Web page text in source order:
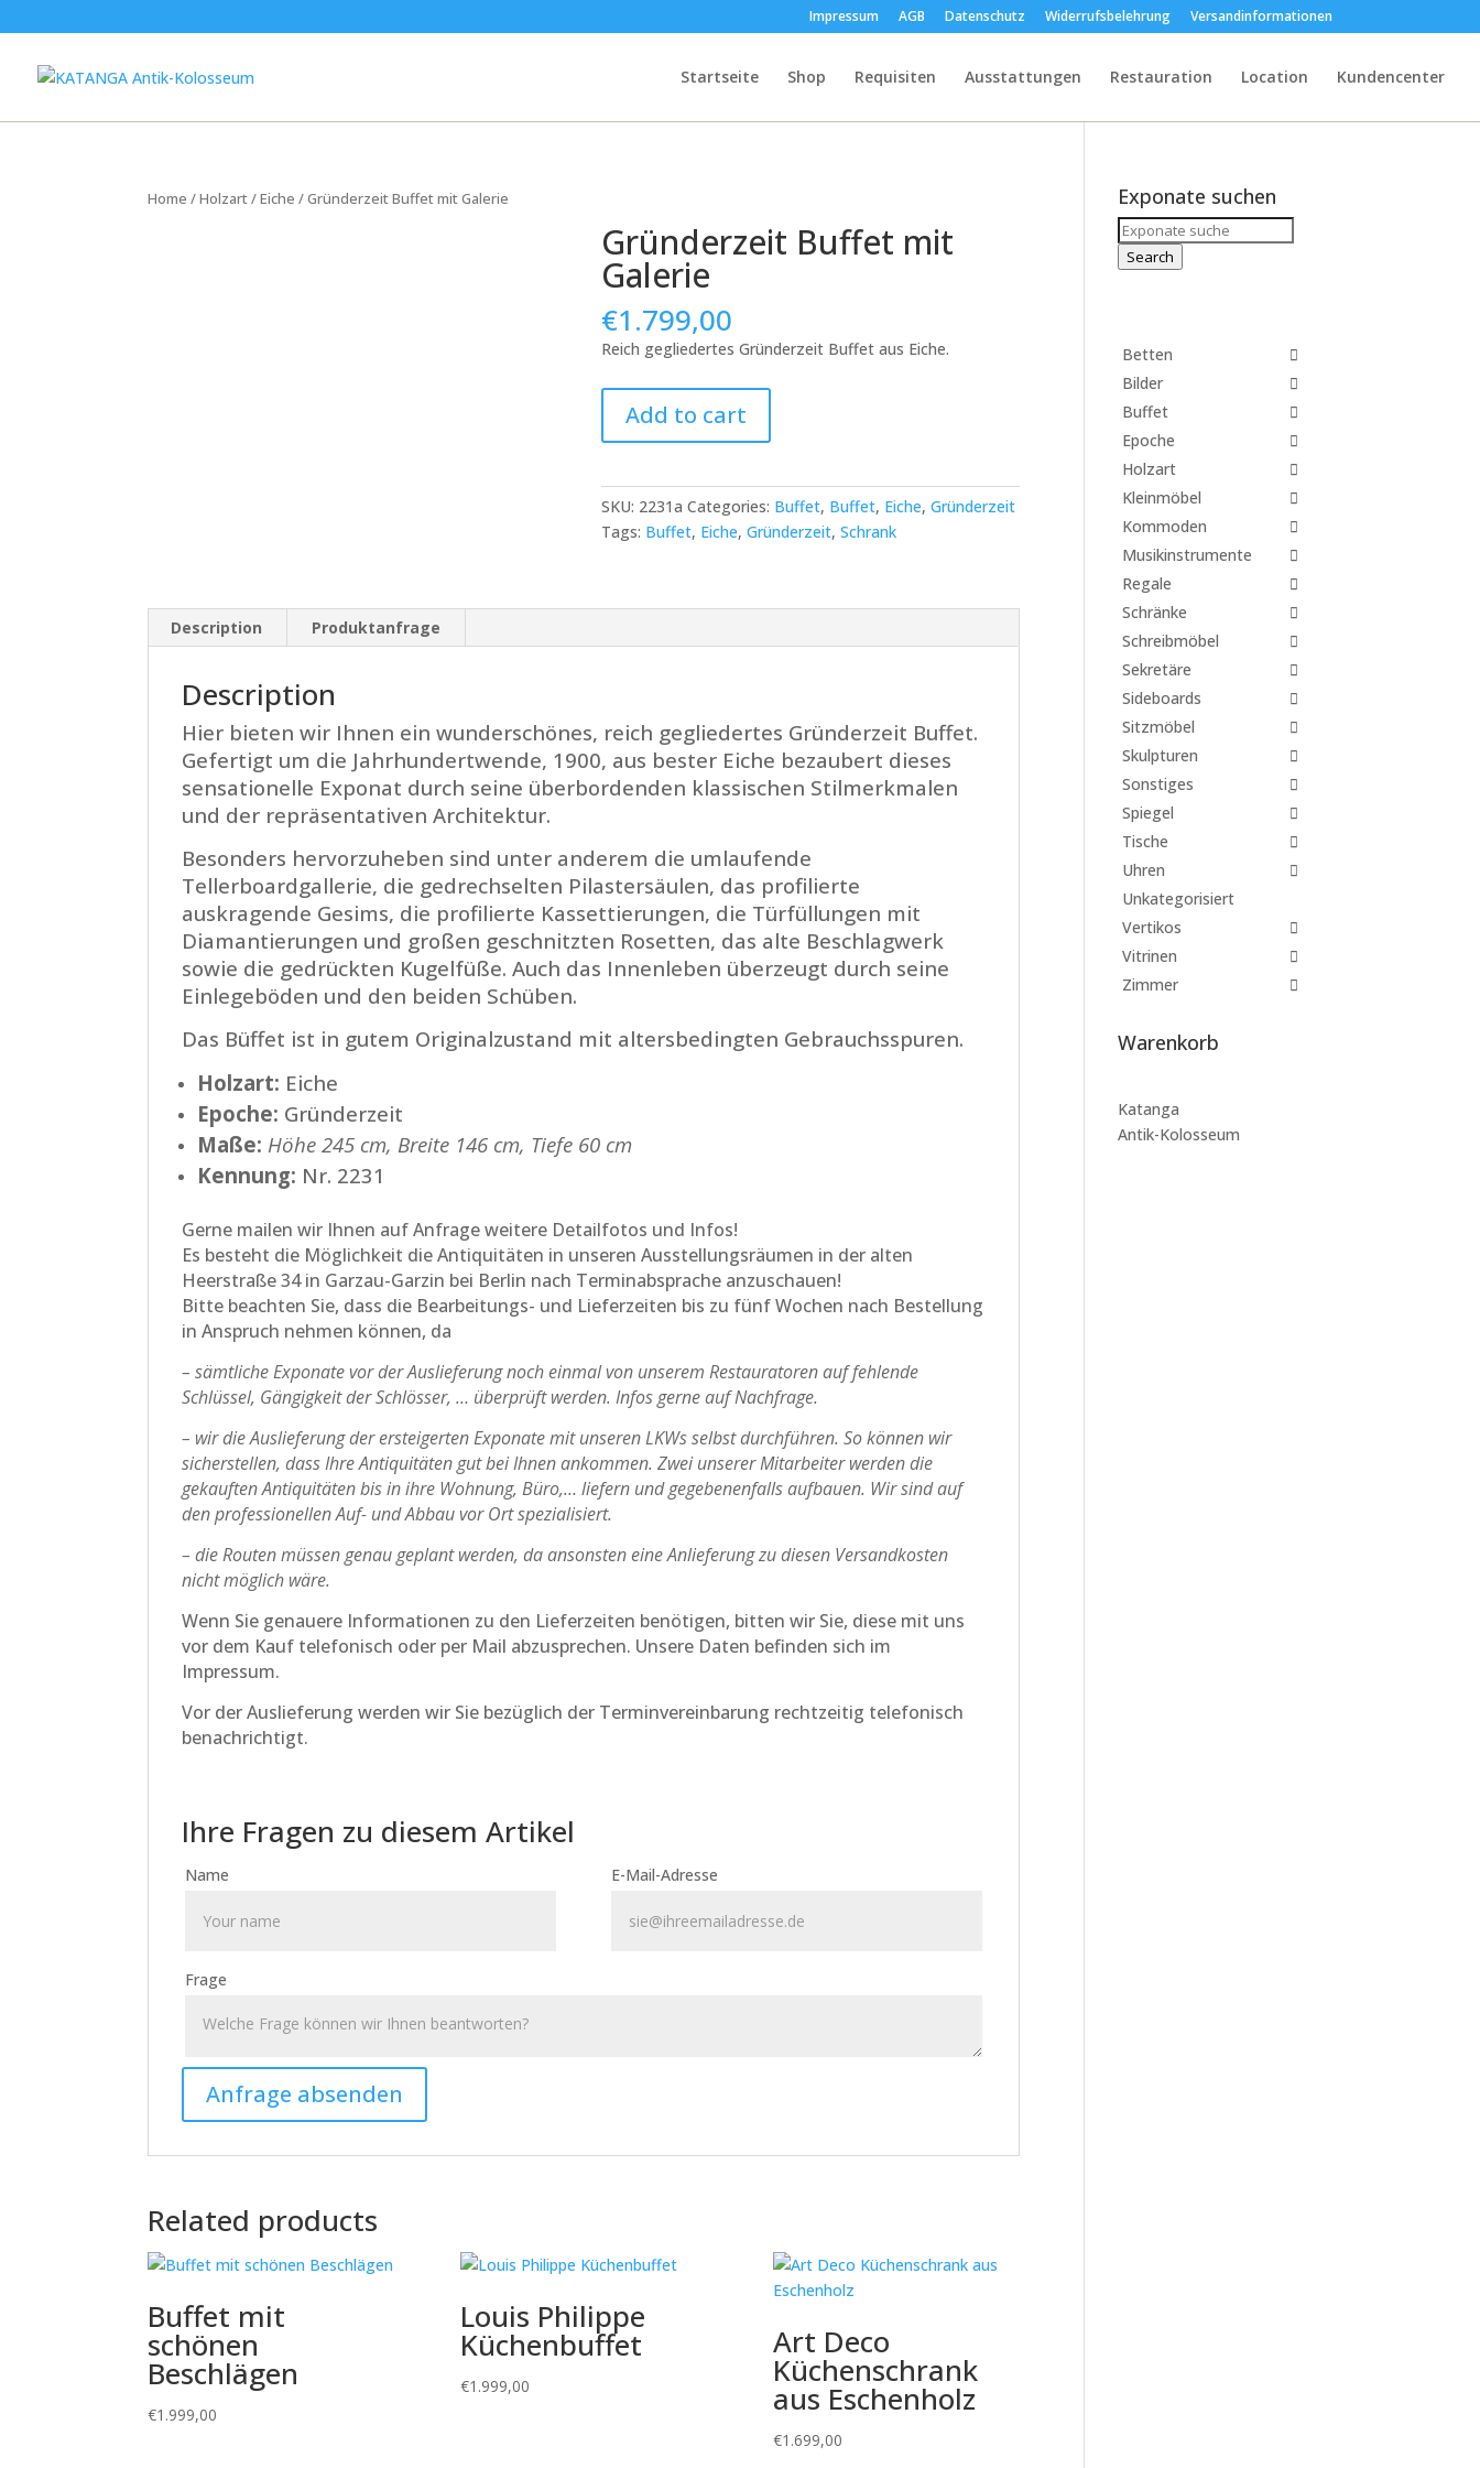
Impressum AGB Datenschutz Widerrufsbelehrung Versandinformationen
Startseite Shop Requisiten Ausstattungen Restauration Location Kundencenter
Home /Holzart/Eiche / Gründerzeit Buffet mit Galerie
Gründerzeit Buffet mit
Galerie
€1.799,00
Reich gegliedertes Gründerzeit Buffet aus Eiche.
Buffet
mit
quantity
Add to cart
SKU: 2231a Categories: Buffet, Buffet, Eiche,Gründerzeit
Tags: Buffet, Eiche,Gründerzeit,Schrank
Description Produktanfrage
Description
Hier bieten wir Ihnen ein wunderschönes, reich gegliedertes Gründerzeit Buffet.
Gefertigt um die Jahrhundertwende, 1900, aus bester Eiche bezaubert dieses
sensationelle Exponat durch seine überbordenden klassischen Stilmerkmalen
und der repräsentativen Architektur.
Besonders hervorzuheben sind unter anderem die umlaufende
Tellerboardgallerie, die gedrechselten Pilastersäulen, das profilierte
auskragende Gesims, die profilierte Kassettierungen, die Türfüllungen mit
Diamantierungen und großen geschnitzten Rosetten, das alte Beschlagwerk
sowie die gedrückten Kugelfüße. Auch das Innenleben überzeugt durch seine
Einlegeböden und den beiden Schüben.
Das Büffet ist in gutem Originalzustand mit altersbedingten Gebrauchsspuren.
Holzart: Eiche
Epoche: Gründerzeit
Maße: Höhe 245 cm, Breite 146 cm, Tiefe 60 cm
Kennung: Nr. 2231
Gerne mailen wir Ihnen auf Anfrage weitere Detailfotos und Infos!
Es besteht die Möglichkeit die Antiquitäten in unseren Ausstellungsräumen in der alten
Heerstraße 34 in Garzau-Garzin bei Berlin nach Terminabsprache anzuschauen!
Bitte beachten Sie, dass die Bearbeitungs- und Lieferzeiten bis zu fünf Wochen nach Bestellung
in Anspruch nehmen können, da
– sämtliche Exponate vor der Auslieferung noch einmal von unserem Restauratoren auf fehlende
Schlüssel, Gängigkeit der Schlösser, … überprüft werden. Infos gerne auf Nachfrage.
– wir die Auslieferung der ersteigerten Exponate mit unseren LKWs selbst durchführen. So können wir
sicherstellen, dass Ihre Antiquitäten gut bei Ihnen ankommen. Zwei unserer Mitarbeiter werden die
gekauften Antiquitäten bis in ihre Wohnung, Büro,… liefern und gegebenenfalls aufbauen. Wir sind auf
den professionellen Auf- und Abbau vor Ort spezialisiert.
– die Routen müssen genau geplant werden, da ansonsten eine Anlieferung zu diesen Versandkosten
nicht möglich wäre.
Wenn Sie genauere Informationen zu den Lieferzeiten benötigen, bitten wir Sie, diese mit uns
vor dem Kauf telefonisch oder per Mail abzusprechen. Unsere Daten befinden sich im
Impressum.
Vor der Auslieferung werden wir Sie bezüglich der Terminvereinbarung rechtzeitig telefonisch
benachrichtigt.
Ihre Fragen zu diesem Artikel
Name E-Mail-Adresse
Frage
Related products
Buffet mit
schönen
Beschlägen
€1.999,00
Louis Philippe
Küchenbuffet
€1.999,00
Art Deco
Küchenschrank
aus Eschenholz
€1.699,00
Exponate suchen
Search
for:
Search
Betten
Bilder
Buffet
Epoche
Holzart
Kleinmöbel
Kommoden
Musikinstrumente
Regale
Schränke
Schreibmöbel
Sekretäre
Sideboards
Sitzmöbel
Skulpturen
Sonstiges
Spiegel
Tische
Uhren
Unkategorisiert
Vertikos
Vitrinen
Zimmer
Warenkorb
Katanga
Antik-Kolosseum